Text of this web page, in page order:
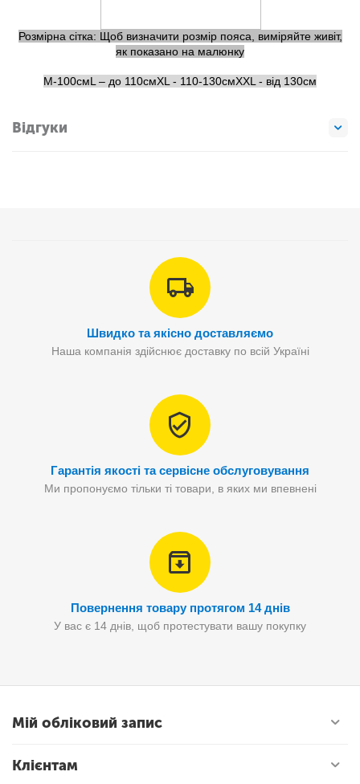
Розмірна сітка: Щоб визначити розмір пояса, виміряйте живіт,
як показано на малюнку
M-100смL – до 110смXL - 110-130смXXL - від 130см
Відгуки
Швидко та якісно доставляємо
Наша компанія здійснює доставку по всій Україні
Гарантія якості та сервісне обслуговування
Ми пропонуємо тільки ті товари, в яких ми впевнені
Повернення товару протягом 14 днів
У вас є 14 днів, щоб протестувати вашу покупку
Мій обліковий запис
Клієнтам